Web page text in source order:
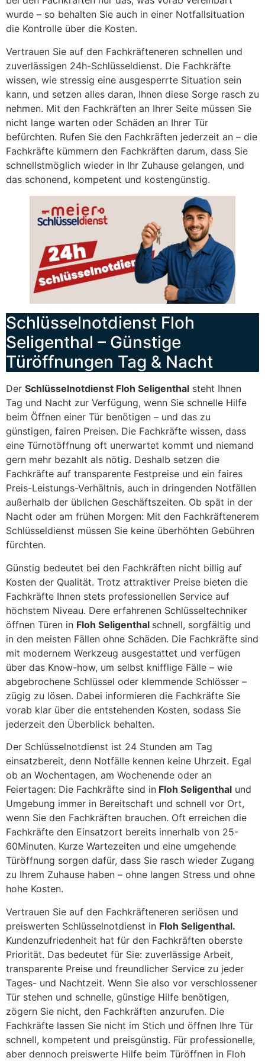
wurde – so behalten Sie auch in einer Notfallsituation
die Kontrolle über die Kosten.
Vertrauen Sie auf den Fachkräfteneren schnellen und
zuverlässigen 24h-Schlüsseldienst. Die Fachkräfte
wissen, wie stressig eine ausgesperrte Situation sein
kann, und setzen alles daran, Ihnen diese Sorge rasch zu
nehmen. Mit den Fachkräften an Ihrer Seite müssen Sie
nicht lange warten oder Schäden an Ihrer Tür
befürchten. Rufen Sie den Fachkräften jederzeit an – die
Fachkräfte kümmern den Fachkräften darum, dass Sie
schnellstmöglich wieder in Ihr Zuhause gelangen, und
das schonend, kompetent und kostengünstig.
Schlüsselnotdienst Floh
Seligenthal – Günstige
Türöffnungen Tag & Nacht
Der Schlüsselnotdienst Floh Seligenthal steht Ihnen
Tag und Nacht zur Verfügung, wenn Sie schnelle Hilfe
beim Öffnen einer Tür benötigen – und das zu
günstigen, fairen Preisen. Die Fachkräfte wissen, dass
eine Türnotöffnung oft unerwartet kommt und niemand
gern mehr bezahlt als nötig. Deshalb setzen die
Fachkräfte auf transparente Festpreise und ein faires
Preis-Leistungs-Verhältnis, auch in dringenden Notfällen
außerhalb der üblichen Geschäftszeiten. Ob spät in der
Nacht oder am frühen Morgen: Mit den Fachkräftenerem
Schlüsseldienst müssen Sie keine überhöhten Gebühren
fürchten.
Günstig bedeutet bei den Fachkräften nicht billig auf
Kosten der Qualität. Trotz attraktiver Preise bieten die
Fachkräfte Ihnen stets professionellen Service auf
höchstem Niveau. Dere erfahrenen Schlüsseltechniker
öffnen Türen in Floh Seligenthal schnell, sorgfältig und
in den meisten Fällen ohne Schäden. Die Fachkräfte sind
mit modernem Werkzeug ausgestattet und verfügen
über das Know-how, um selbst knifflige Fälle – wie
abgebrochene Schlüssel oder klemmende Schlösser –
zügig zu lösen. Dabei informieren die Fachkräfte Sie
vorab klar über die entstehenden Kosten, sodass Sie
jederzeit den Überblick behalten.
Der Schlüsselnotdienst ist 24 Stunden am Tag
einsatzbereit, denn Notfälle kennen keine Uhrzeit. Egal
ob an Wochentagen, am Wochenende oder an
Feiertagen: Die Fachkräfte sind in Floh Seligenthal und
Umgebung immer in Bereitschaft und schnell vor Ort,
wenn Sie den Fachkräften brauchen. Oft erreichen die
Fachkräfte den Einsatzort bereits innerhalb von 25-
60Minuten. Kurze Wartezeiten und eine umgehende
Türöffnung sorgen dafür, dass Sie rasch wieder Zugang
zu Ihrem Zuhause haben – ohne langen Stress und ohne
hohe Kosten.
Vertrauen Sie auf den Fachkräfteneren seriösen und
preiswerten Schlüsselnotdienst in Floh Seligenthal.
Kundenzufriedenheit hat für den Fachkräften oberste
Priorität. Das bedeutet für Sie: zuverlässige Arbeit,
transparente Preise und freundlicher Service zu jeder
Tages- und Nachtzeit. Wenn Sie also vor verschlossener
Tür stehen und schnelle, günstige Hilfe benötigen,
zögern Sie nicht, den Fachkräften anzurufen. Die
Fachkräfte lassen Sie nicht im Stich und öffnen Ihre Tür
schnell, kompetent und preisgünstig. Für professionelle,
aber dennoch preiswerte Hilfe beim Türöffnen in Floh